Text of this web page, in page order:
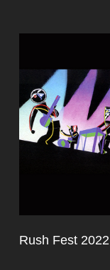
Rush Fest 2022